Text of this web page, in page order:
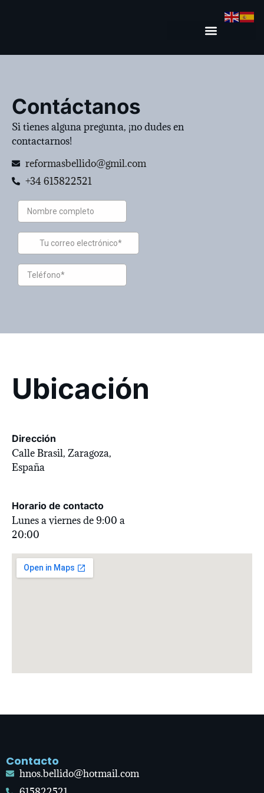
Contáctanos
Si tienes alguna pregunta, ¡no dudes en
contactarnos!
reformasbellido@gmil.com
+34 615822521
Ubicación
Dirección
Calle Brasil, Zaragoza,
España
Horario de contacto
Lunes a viernes de 9:00 a
20:00
Contacto
hnos.bellido@hotmail.com